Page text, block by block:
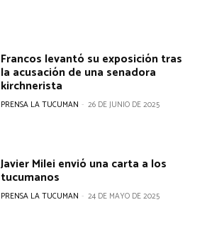
Francos levantó su exposición tras
la acusación de una senadora
kirchnerista
PRENSA LA TUCUMAN - 26 DE JUNIO DE 2025
Javier Milei envió una carta a los
tucumanos
PRENSA LA TUCUMAN - 24 DE MAYO DE 2025